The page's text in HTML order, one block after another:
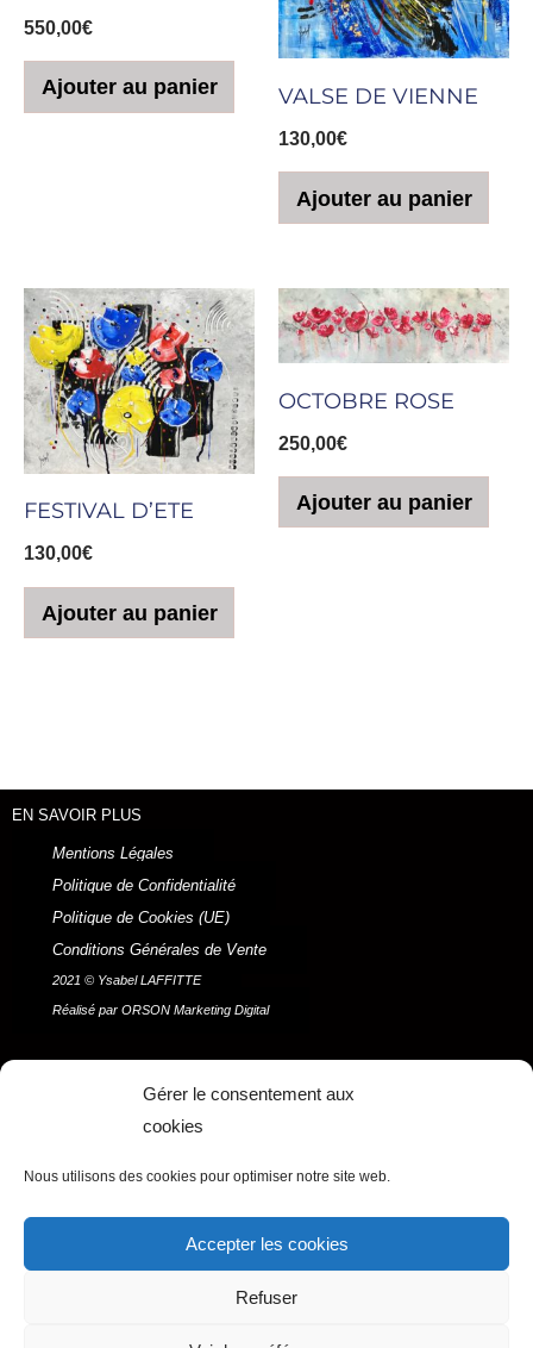
Gérer le consentement aux
cookies
Nous utilisons des cookies pour optimiser notre site web.
Accepter les cookies
Refuser
550,00€
Ajouter au panier VALSE DE VIENNE
130,00€
Ajouter au panier
FESTIVAL D’ETE
130,00€
Ajouter au panier
OCTOBRE ROSE
250,00€
Ajouter au panier
EN SAVOIR PLUS
Mentions Légales
Politique de Confidentialité
Politique de Cookies (UE)
Conditions Générales de Vente
2021 © Ysabel LAFFITTE
Réalisé par ORSON Marketing Digital
Menu
F
c
s
a
g
a
n
r
u